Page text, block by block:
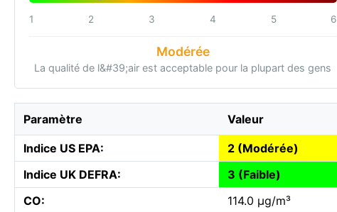
1 2 3 4 5 6
Modérée
La qualité de l&#39;air est acceptable pour la plupart des gens
Paramètre Valeur
Indice US EPA:
2 (Modérée)
Indice UK DEFRA:
3 (Faible)
CO:
114.0 µg/m³